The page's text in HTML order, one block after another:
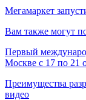
Мегамаркет
Вам также могут
Первый
Москве с 17 по 21
Преимущества
видео